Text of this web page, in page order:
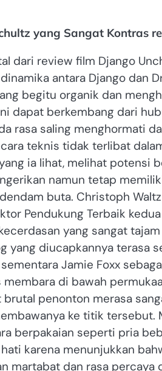
yang Sangat Kontras
dari review film Django
antara Django dan
begitu organik dan
dapat berkembang dari
rasa saling menghormati
teknis tidak terlibat
ia lihat, melihat potensi
namun tetap
buta. Christoph
Pendukung Terbaik
yang sangat
yang diucapkannya terasa
Jamie Foxx
di bawah
penonton merasa
ke titik
berpakaian seperti pria
karena menunjukkan
martabat dan rasa percaya